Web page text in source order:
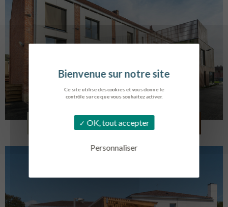
Ce site utilise des cookies et vous donne le
contrôle sur ce que vous souhaitez activer.
OK, tout accepter
Personnaliser
LOG. JEUNES TRAVAILLEURS